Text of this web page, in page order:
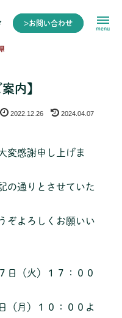
>お問い合わせ
menu
内】
2022.12.26 2024.04.07
変感謝申し上げま
の通りとさせていた
ぞよろしくお願いい
（火）１７：００
月）１０：００よ